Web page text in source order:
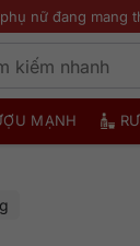
nữ đang mang
MẠNH